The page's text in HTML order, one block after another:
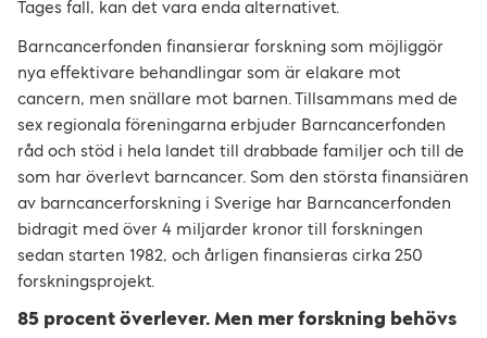
Tages fall, kan det vara enda alternativet.
Barncancerfonden finansierar forskning som möjliggör
nya effektivare behandlingar som är elakare mot
cancern, men snällare mot barnen. Tillsammans med de
sex regionala föreningarna erbjuder Barncancerfonden
råd och stöd i hela landet till drabbade familjer och till de
som har överlevt barncancer. Som den största finansiären
av barncancerforskning i Sverige har Barncancerfonden
bidragit med över 4 miljarder kronor till forskningen
sedan starten 1982, och årligen finansieras cirka 250
forskningsprojekt.
85 procent överlever. Men mer forskning behövs